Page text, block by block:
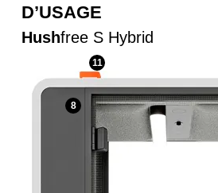
D’USAGE
Hushfree S Hybrid
8
11